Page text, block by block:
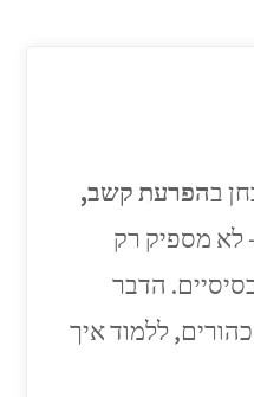
בהפרעת קשב,
מספיק רק
הדבר
ללמוד איך